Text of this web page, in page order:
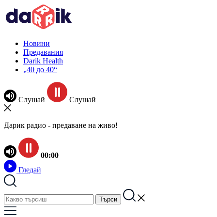
Новини
Предавания
Darik Health
„40 до 40“
Слушай Слушай
Дарик радио - предаване на живо!
00:00
Гледай